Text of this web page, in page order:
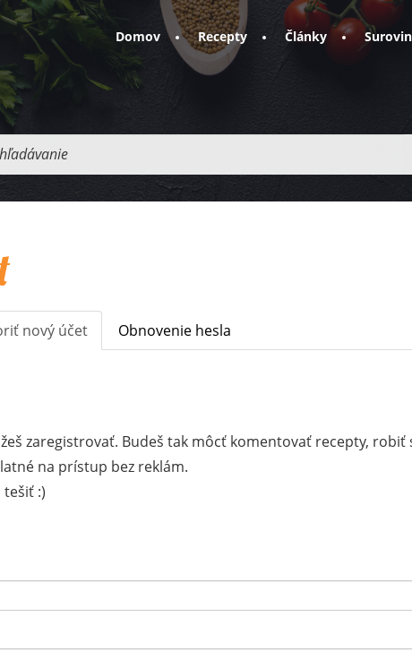
Domov Recepty Články
nový účet (aktívna
karta)
Obnovenie hesla
zaregistrovať. Budeš tak môcť komentovať recepty, robiť
na prístup bez reklám.
tešiť :)